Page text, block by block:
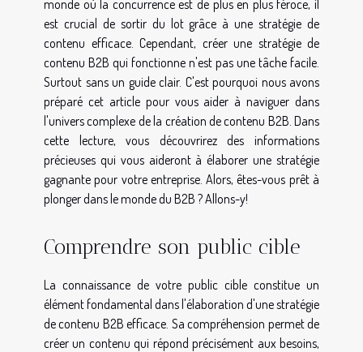
monde où la concurrence est de plus en plus féroce, il
est crucial de sortir du lot grâce à une stratégie de
contenu efficace. Cependant, créer une stratégie de
contenu B2B qui fonctionne n'est pas une tâche facile.
Surtout sans un guide clair. C'est pourquoi nous avons
préparé cet article pour vous aider à naviguer dans
l'univers complexe de la création de contenu B2B. Dans
cette lecture, vous découvrirez des informations
précieuses qui vous aideront à élaborer une stratégie
gagnante pour votre entreprise. Alors, êtes-vous prêt à
plonger dans le monde du B2B ? Allons-y!
Comprendre son public cible
La connaissance de votre public cible constitue un
élément fondamental dans l'élaboration d'une stratégie
de contenu B2B efficace. Sa compréhension permet de
créer un contenu qui répond précisément aux besoins,